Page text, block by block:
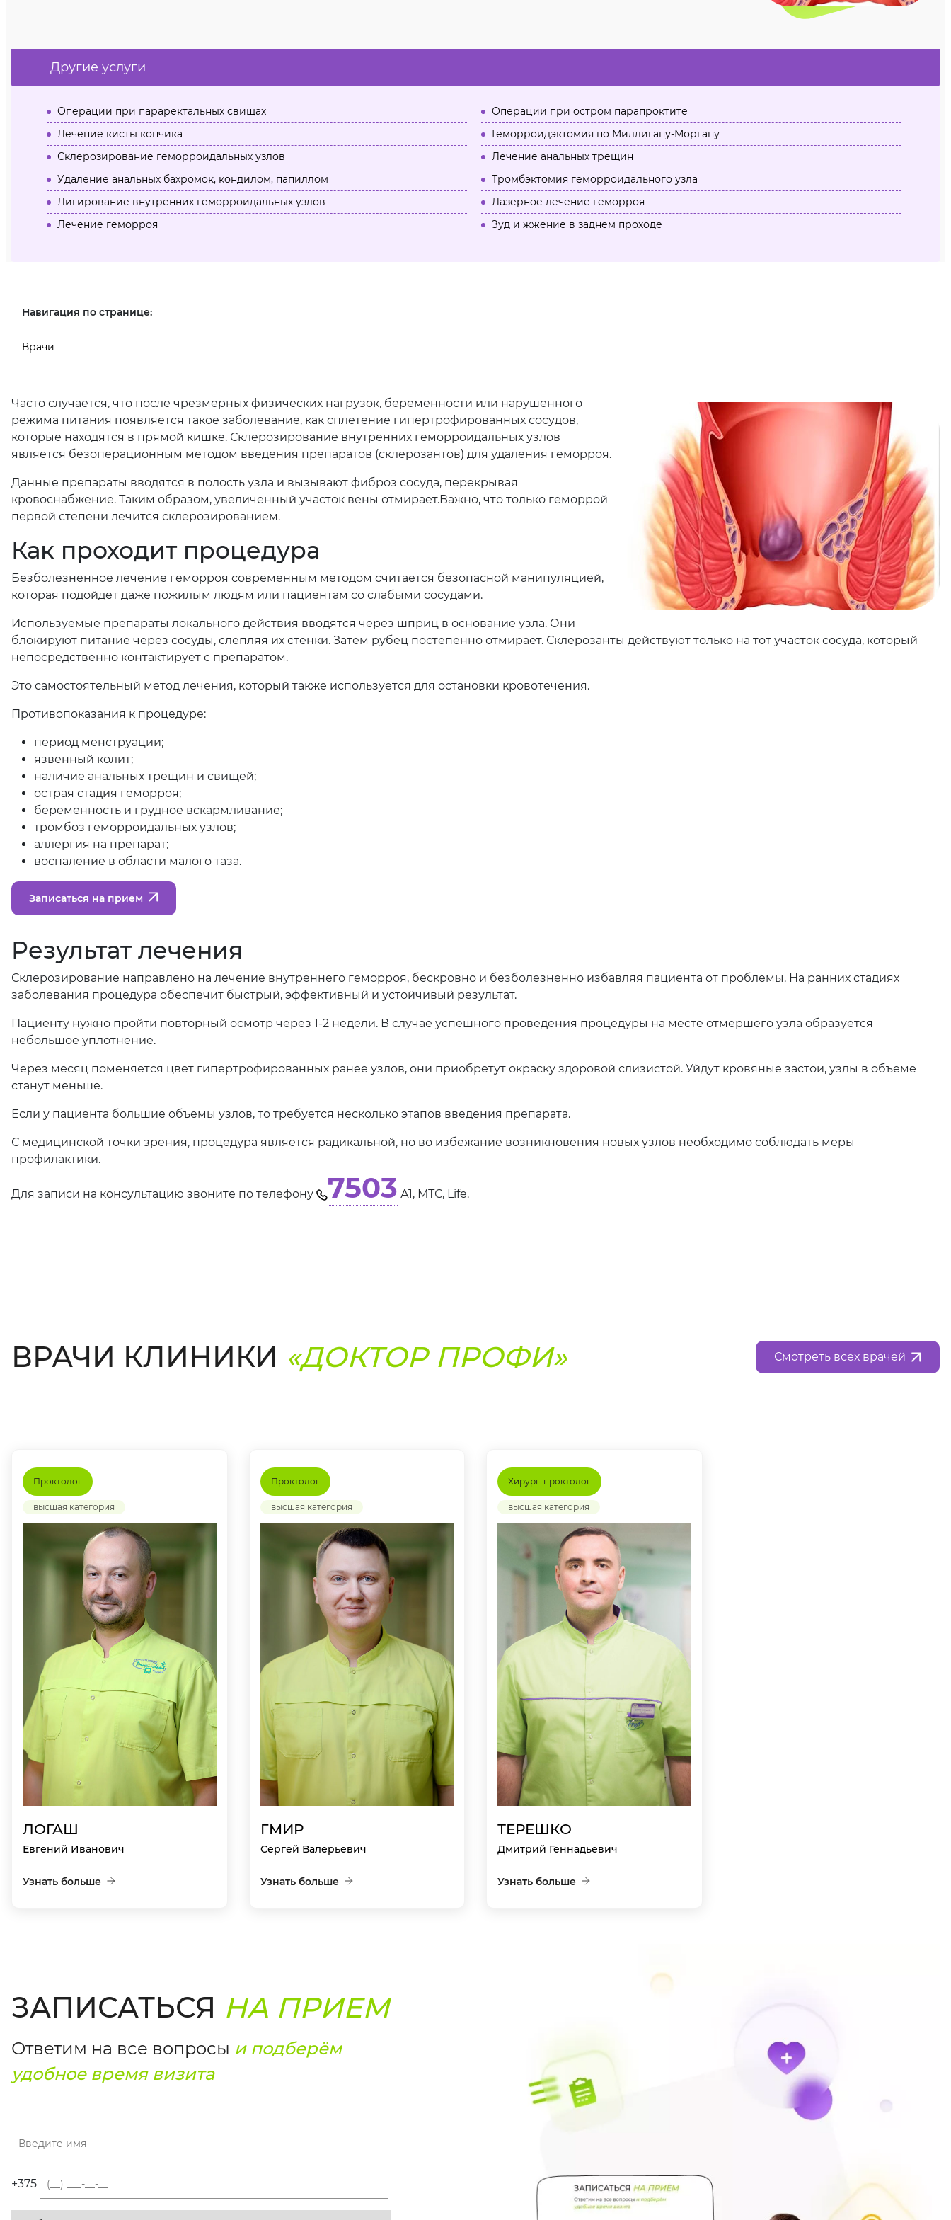
Часто случается, что после чрезмерных физических нагрузок, беременности или нарушенного
режима питания появляется такое заболевание, как сплетение гипертрофированных сосудов,
которые находятся в прямой кишке. Склерозирование внутренних геморроидальных узлов
является безоперационным методом введения препаратов (склерозантов) для удаления геморроя.
Данные препараты вводятся в полость узла и вызывают фиброз сосуда, перекрывая
кровоснабжение. Таким образом, увеличенный участок вены отмирает.Важно, что только геморрой
первой степени лечится склерозированием.
Как проходит процедура
Безболезненное лечение геморроя современным методом считается безопасной манипуляцией,
которая подойдет даже пожилым людям или пациентам со слабыми сосудами.
Используемые препараты локального действия вводятся через шприц в основание узла. Они
блокируют питание через сосуды, слепляя их стенки. Затем рубец постепенно отмирает. Склерозанты действуют только на тот участок сосуда, который
непосредственно контактирует с препаратом.
Это самостоятельный метод лечения, который также используется для остановки кровотечения.
Противопоказания к процедуре:
период менструации;
язвенный колит;
наличие анальных трещин и свищей;
острая стадия геморроя;
беременность и грудное вскармливание;
тромбоз геморроидальных узлов;
аллергия на препарат;
воспаление в области малого таза.
Записаться на прием
Результат лечения
Склерозирование направлено на лечение внутреннего геморроя, бескровно и безболезненно избавляя пациента от проблемы. На ранних стадиях
заболевания процедура обеспечит быстрый, эффективный и устойчивый результат.
Пациенту нужно пройти повторный осмотр через 1-2 недели. В случае успешного проведения процедуры на месте отмершего узла образуется
небольшое уплотнение.
Через месяц поменяется цвет гипертрофированных ранее узлов, они приобретут окраску здоровой слизистой. Уйдут кровяные застои, узлы в объеме
станут меньше.
Если у пациента большие объемы узлов, то требуется несколько этапов введения препарата.
С медицинской точки зрения, процедура является радикальной, но во избежание возникновения новых узлов необходимо соблюдать меры
профилактики.
Для записи на консультацию звоните по телефону 7503 А1, МТС, Life.
Навигация по странице:
Врачи
Другие услуги
Операции при параректальных свищах
Операции при остром парапроктите
Лечение кисты копчика
Геморроидэктомия по Миллигану-Моргану
Склерозирование геморроидальных узлов
Лечение анальных трещин
Удаление анальных бахромок, кондилом, папиллом
Тромбэктомия геморроидального узла
Лигирование внутренних геморроидальных узлов
Лазерное лечение геморроя
Лечение геморроя
Зуд и жжение в заднем проходе
ВРАЧИ КЛИНИКИ «ДОКТОР ПРОФИ» Смотреть всех врачей
Проктолог
высшая категория
ЛОГАШ
Евгений Иванович
Узнать больше
Проктолог
высшая категория
ГМИР
Сергей Валерьевич
Узнать больше
Хирург-проктолог
высшая категория
ТЕРЕШКО
Дмитрий Геннадьевич
Узнать больше
ЗАПИСАТЬСЯ НА ПРИЕМ
Ответим на все вопросы и подберём
удобное время визита
+375